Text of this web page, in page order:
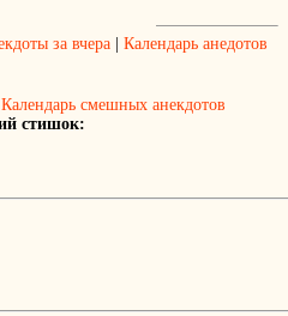
за вчера Календарь анедотов
Календарь смешных анекдотов
стишок: